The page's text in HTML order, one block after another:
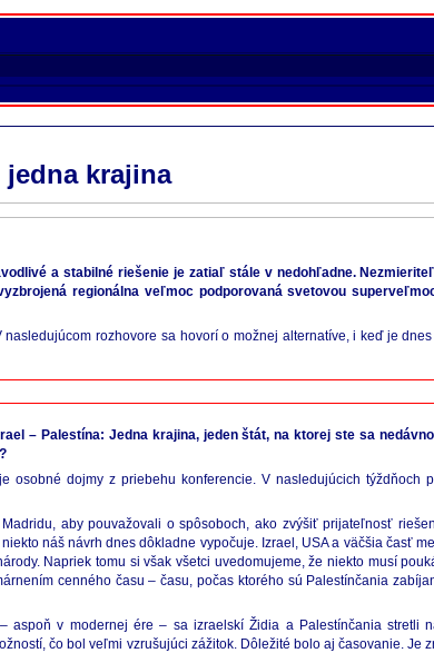
jedna krajina
a stabilné riešenie je zatiaľ stále v nedohľadne.
regionálna veľmoc podporovaná svetovou
rozhovore sa hovorí o možnej alternatíve, i keď je
– Palestína: Jedna krajina, jeden štát, na ktorej ste sa
dojmy z priebehu konferencie. V nasledujúcich týždňoch
aby pouvažovali o spôsoboch, ako zvýšiť prijateľnosť
náš návrh dnes dôkladne vypočuje. Izrael, USA a väčšia časť
Napriek tomu si však všetci uvedomujeme, že niekto musí
cenného času – času, počas ktorého sú Palestínčania
v modernej ére – sa izraelskí Židia a Palestínčania stretli
čo bol veľmi vzrušujúci zážitok. Dôležité bolo aj časovanie. Je